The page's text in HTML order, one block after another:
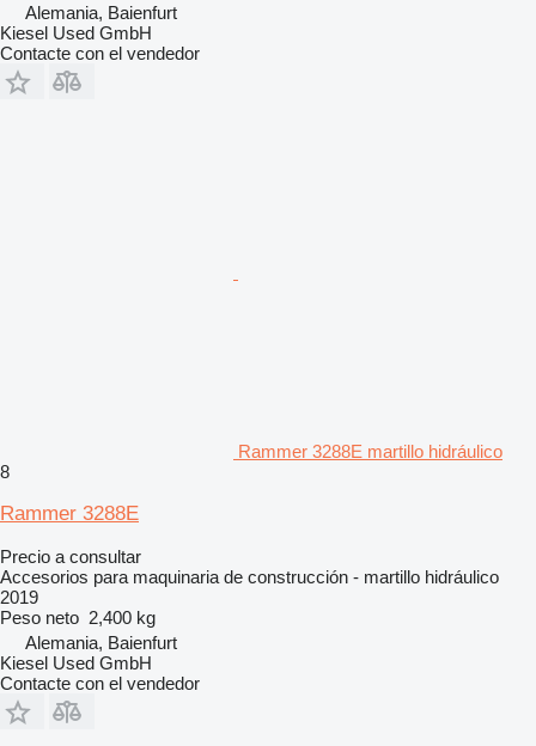
Alemania, Baienfurt
Kiesel Used GmbH
Contacte con el vendedor
Rammer 3288E martillo hidráulico
8
Rammer 3288E
Precio a consultar
Accesorios para maquinaria de construcción - martillo hidráulico
2019
Peso neto 2,400 kg
Alemania, Baienfurt
Kiesel Used GmbH
Contacte con el vendedor